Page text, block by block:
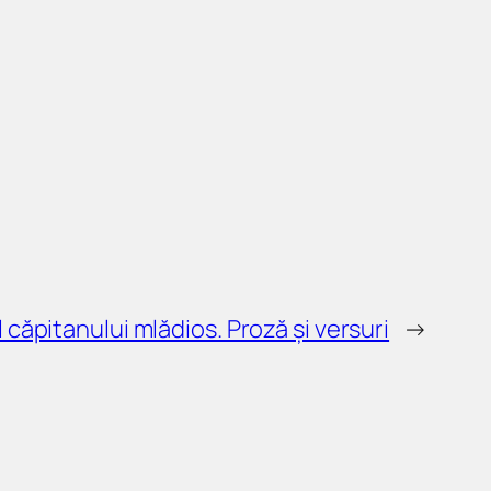
mlădios. Proză și versuri →